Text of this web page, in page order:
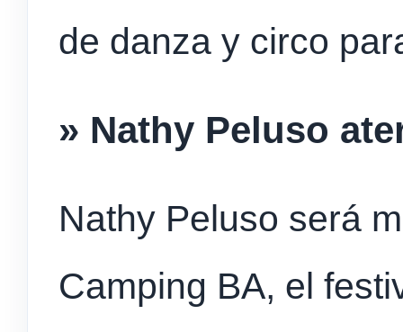
de danza y circo
» Nathy Peluso
Nathy Peluso será
Camping BA, el